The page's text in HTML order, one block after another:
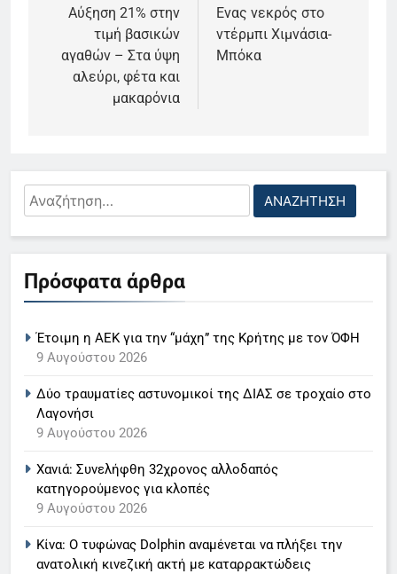
άρθρων
Αύξηση 21% στην
τιμή βασικών
αγαθών – Στα ύψη
αλεύρι, φέτα και
μακαρόνια
Ενας νεκρός στο
ντέρμπι Χιμνάσια-
Μπόκα
Αναζήτηση
για:
Πρόσφατα άρθρα
Έτοιμη η ΑΕΚ για την “μάχη” της Κρήτης με τον ΌΦΗ
9 Αυγούστου 2026
Δύο τραυματίες αστυνομικοί της ΔΙΑΣ σε τροχαίο στο
Λαγονήσι
9 Αυγούστου 2026
Χανιά: Συνελήφθη 32χρονος αλλοδαπός
κατηγορούμενος για κλοπές
9 Αυγούστου 2026
Κίνα: Ο τυφώνας Dolphin αναμένεται να πλήξει την
ανατολική κινεζική ακτή με καταρρακτώδεις
5
«τιμόνι» του κεντρικού δελτίου
ειδήσεων της ΕΡΤ
LIFESTYLE-MEDIA
6
ανακοίνωση του σταθμού
7
Τέλος από τον ΑΝΤ1 ο
LIFESTYLE-MEDIA